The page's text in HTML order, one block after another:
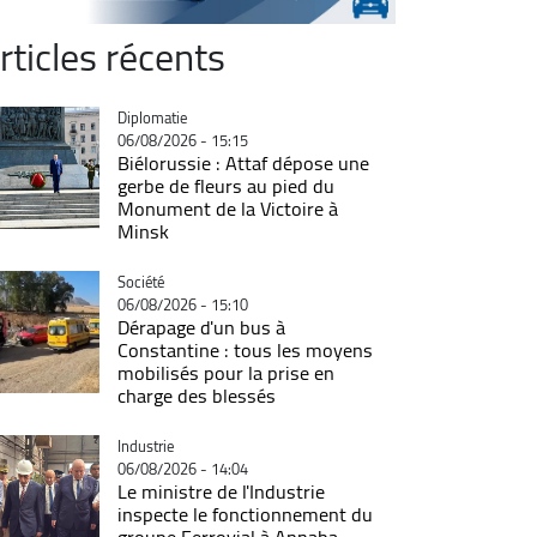
récents
Catégorie
Diplomatie
06/08/2026 - 15:15
Biélorussie : Attaf dépose une
gerbe de fleurs au pied du
Monument de la Victoire à
Minsk
Catégorie
Société
06/08/2026 - 15:10
Dérapage d'un bus à
Constantine : tous les moyens
mobilisés pour la prise en
charge des blessés
Catégorie
Industrie
06/08/2026 - 14:04
Le ministre de l'Industrie
inspecte le fonctionnement du